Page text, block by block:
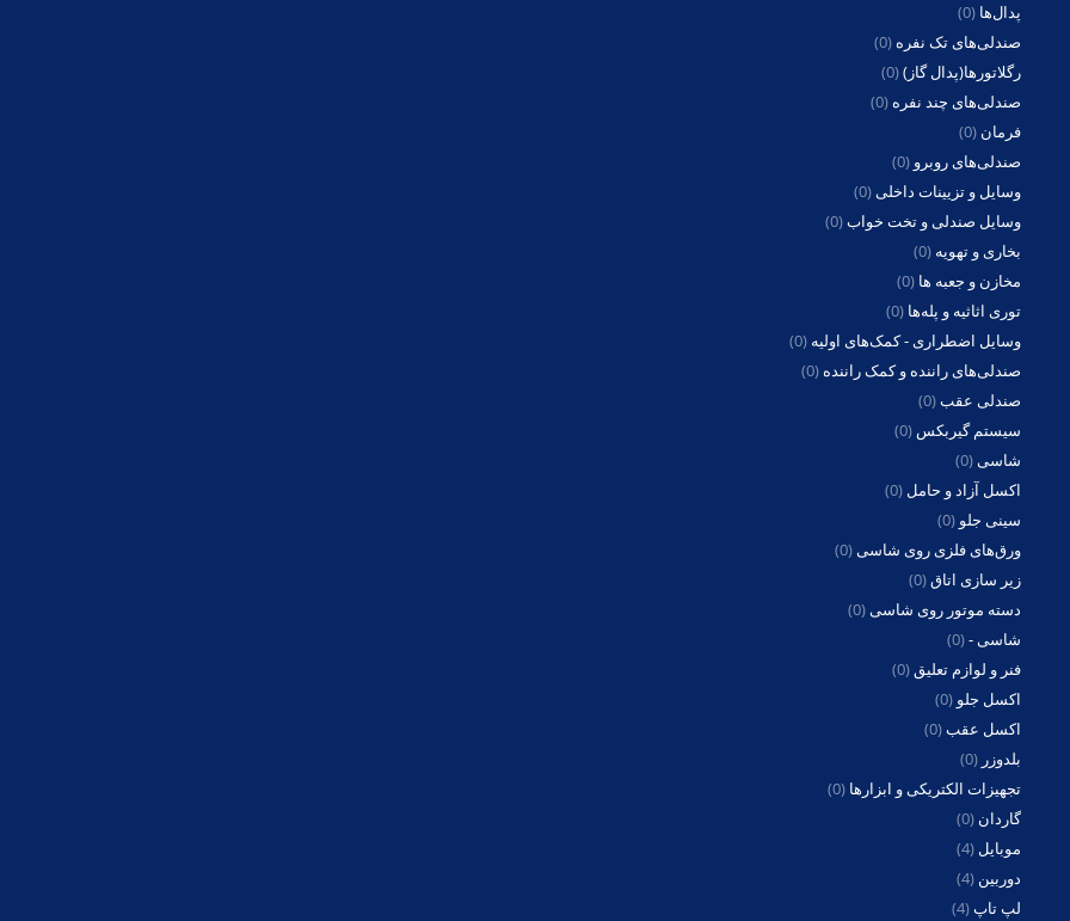
پدال‌ها (0)
صندلی‌های تک نفره (0)
رگلاتورها(پدال گاز)(0)
صندلی‌های چند نفره (0)
فرمان (0)
صندلی‌های روبرو (0)
وسایل و تزیینات داخلی(0)
وسایل صندلی و تخت خواب(0)
بخاری و تهویه (0)
مخازن و جعبه ها (0)
توری اثاثیه و پله‌ها (0)
وسایل اضطراری - کمک‌های اولیه (0)
صندلی‌های راننده و کمک راننده (0)
صندلی عقب(0)
سیستم گیربکس (0)
شاسی(0)
اکسل آزاد و حامل (0)
سینی جلو (0)
ورق‌های فلزی روی شاسی(0)
زیر سازی اتاق(0)
دسته موتور روی شاسی(0)
شاسی -(0)
فنر و لوازم تعلیق(0)
اکسل جلو (0)
اکسل عقب(0)
بلدوزر (0)
تجهیزات الکتریکی و ابزارها (0)
گاردان (0)
موبایل (4)
دوربین (4)
لپ تاپ(4)